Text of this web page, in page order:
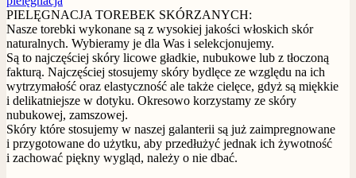
PIELĘGNACJA TOREBEK SKÓRZANYCH:
Nasze torebki wykonane są z wysokiej jakości włoskich skór
naturalnych. Wybieramy je dla Was i selekcjonujemy.
Są to najczęściej skóry licowe gładkie, nubukowe lub z tłoczoną
fakturą. Najczęściej stosujemy skóry bydlęce ze względu na ich
wytrzymałość oraz elastyczność ale także cielęce, gdyż są miękkie
i delikatniejsze w dotyku. Okresowo korzystamy ze skóry
nubukowej, zamszowej.
Skóry które stosujemy w naszej galanterii są już zaimpregnowane
i przygotowane do użytku, aby przedłużyć jednak ich żywotność
i zachować piękny wygląd, należy o nie dbać.